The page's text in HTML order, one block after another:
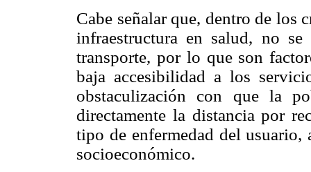
Cabe señalar que, dentro de los
infraestructura en salud, no
transporte, por lo que son
baja accesibilidad a los
obstaculización con que la
directamente la distancia por
tipo de enfermedad del
socioeconómico.